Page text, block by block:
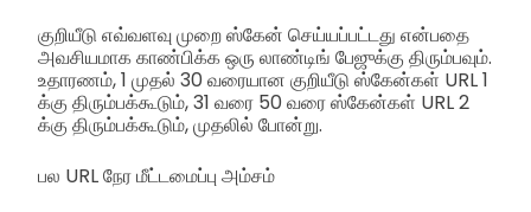
குறியீடு எவ்வளவு முறை ஸ்கேன் செய்யப்பட்டது என்பதை
அவசியமாக காண்பிக்க ஒரு லாண்டிங் பேஜுக்கு திரும்பவும்.
உதாரணம், 1 முதல் 30 வரையான குறியீடு ஸ்கேன்கள் URL 1
க்கு திரும்பக்கூடும், 31 வரை 50 வரை ஸ்கேன்கள் URL 2
க்கு திரும்பக்கூடும், முதலில் போன்று.
பல URL நேர மீட்டமைப்பு அம்சம்